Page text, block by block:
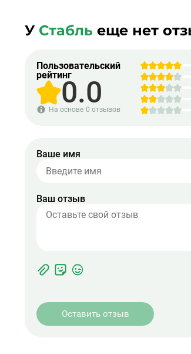
У Стабль еще нет
Пользовательский
рейтинг
0.0
На основе 0 отзывов
Ваше имя
Ваш отзыв
Фотографии
ЖК
Прикрепить
фото
Оставить отзыв